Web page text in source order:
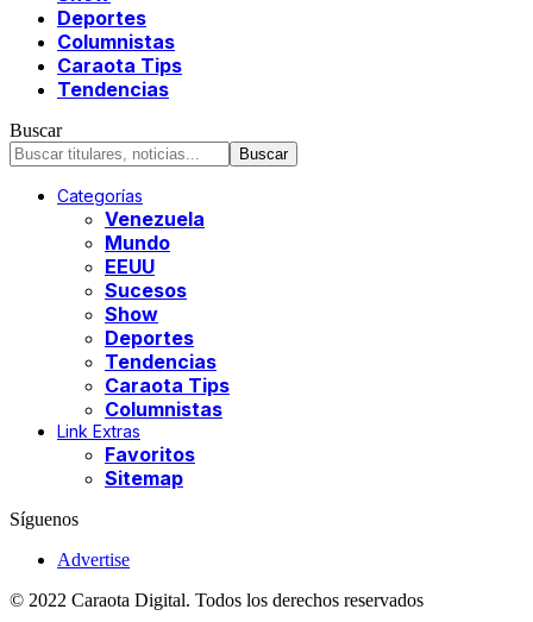
Deportes
Columnistas
Caraota Tips
Tendencias
Buscar
Categorías
Venezuela
Mundo
EEUU
Sucesos
Show
Deportes
Tendencias
Caraota Tips
Columnistas
Link Extras
Favoritos
Sitemap
Síguenos
Advertise
© 2022 Caraota Digital. Todos los derechos reservados